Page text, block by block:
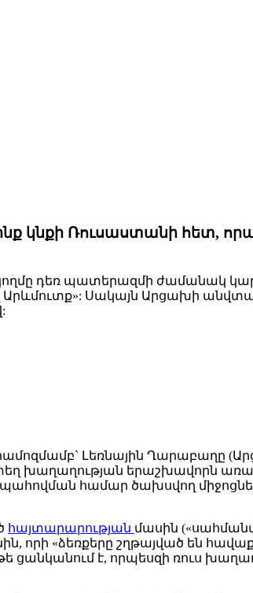
կնքի Ռուսաստանի հետ,
դեռ պատերազմի ժամանակ
Արևմուտք»: Սակայն Արցախի
Լեռնային Ղարաբաղը
խաղաղության երաշխավորն
համար ծախսվող
հայտարարության մասին
որի «ձեռքերը շղթայված են
ցանկանում է, որպեսզի ռուս